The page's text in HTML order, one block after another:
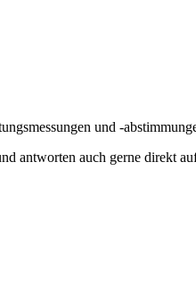
und -
antworten auch gerne direkt